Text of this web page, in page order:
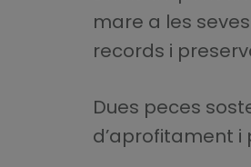
mare a les
records i
Dues peces
d’aprofitament i